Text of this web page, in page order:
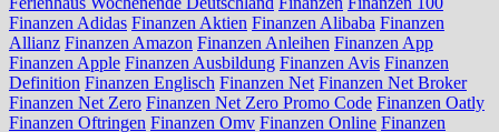
Finanzen Adidas Finanzen Aktien Finanzen Alibaba Finanzen
Allianz Finanzen Amazon Finanzen Anleihen Finanzen App
Finanzen Apple Finanzen Ausbildung Finanzen Avis Finanzen
Definition Finanzen Englisch Finanzen Net Finanzen Net Broker
Finanzen Net Zero Finanzen Net Zero Promo Code Finanzen Oatly
Finanzen Oftringen Finanzen Omv Finanzen Online Finanzen